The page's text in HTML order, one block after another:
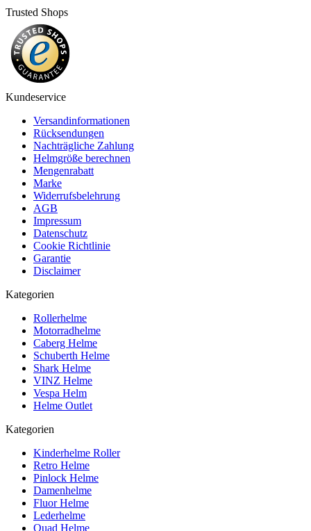
Trusted Shops
Kundeservice
Versandinformationen
Rücksendungen
Nachträgliche Zahlung
Helmgröße berechnen
Mengenrabatt
Marke
Widerrufsbelehrung
AGB
Impressum
Datenschutz
Cookie Richtlinie
Garantie
Disclaimer
Kategorien
Rollerhelme
Motorradhelme
Caberg Helme
Schuberth Helme
Shark Helme
VINZ Helme
Vespa Helm
Helme Outlet
Kategorien
Kinderhelme Roller
Retro Helme
Pinlock Helme
Damenhelme
Fluor Helme
Lederhelme
Quad Helme